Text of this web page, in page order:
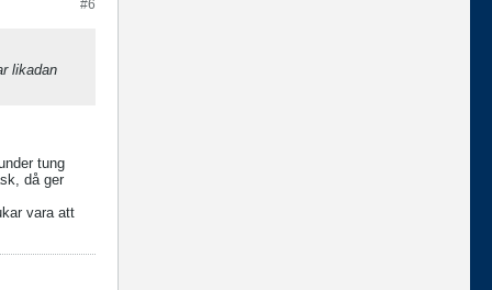
#6
likadan
tung
då ger
vara att